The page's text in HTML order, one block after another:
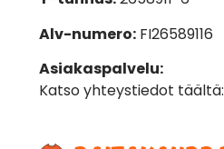
Alv-numero:FI26589116
Asiakaspalvelu:
Katso yhteystiedot täältä: